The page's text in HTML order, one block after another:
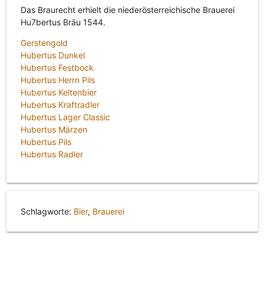
Das Braurecht erhielt die niederösterreichische Brauerei
Hu7bertus Bräu 1544.
Gerstengold
Hubertus Dunkel
Hubertus Festbock
Hubertus Herrn Pils
Hubertus Keltenbier
Hubertus Kraftradler
Hubertus Lager Classic
Hubertus Märzen
Hubertus Pils
Hubertus Radler
Schlagworte: Bier, Brauerei